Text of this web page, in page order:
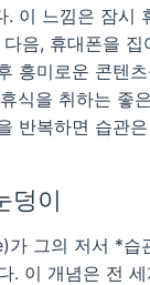
. 이 느낌은 잠시
음, 휴대폰을
흥미로운 콘텐
식을 취하는 좋
반복하면 습관
덩이
그의 저서 *습
. 이 개념은 전